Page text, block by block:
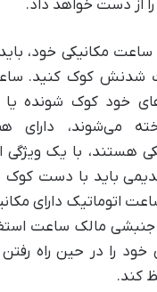
از دست خواهد داد.
ساعت مکانیکی خود،
شدنش کوک کنید.
خود کوک شونده
می‌شوند، دارای
هستند، با یک ویژگی
باید با دست کوک
اتوماتیک دارای
جنبشی مالک ساعت
خود را در حین راه
کند.